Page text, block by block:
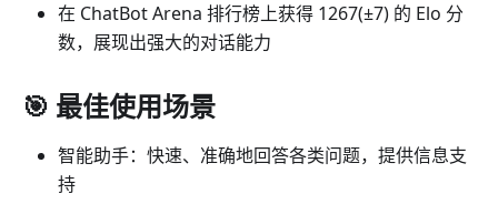
在 ChatBot Arena 排行榜上获得 1267(±7) 的 Elo 分
数，展现出强大的对话能力
🎯 最佳使用场景
智能助手：快速、准确地回答各类问题，提供信息支
持